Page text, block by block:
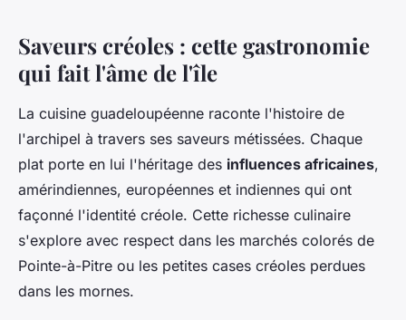
Saveurs créoles : cette gastronomie
qui fait l'âme de l'île
La cuisine guadeloupéenne raconte l'histoire de
l'archipel à travers ses saveurs métissées. Chaque
plat porte en lui l'héritage des influences africaines,
amérindiennes, européennes et indiennes qui ont
façonné l'identité créole. Cette richesse culinaire
s'explore avec respect dans les marchés colorés de
Pointe-à-Pitre ou les petites cases créoles perdues
dans les mornes.